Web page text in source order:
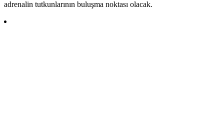
adrenalin tutkunlarının buluşma noktası olacak.